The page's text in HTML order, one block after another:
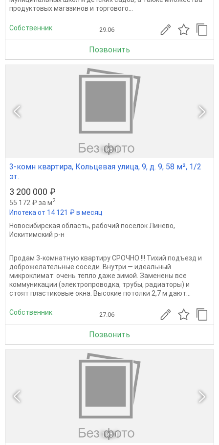
продуктовых магазинов и торгового...
Собственник 29.06
Позвонить
1 из 1
3-комн квартира, Кольцевая улица, 9, д. 9, 58 м², 1/2
эт.
3 200 000 ₽
55 172 ₽ за м2
Ипотека от 14 121 ₽ в месяц
Новосибирская область, рабочий поселок Линево,
Искитимский р-н
Продам 3-комнатную квартиру СРОЧНО !!! Тихий подъезд и
доброжелательные соседи. Внутри — идеальный
микроклимат: очень тепло даже зимой. Заменены все
коммуникации (электропроводка, трубы, радиаторы) и
стоят пластиковые окна. Высокие потолки 2,7 м дают...
Собственник 27.06
Позвонить
1 из 1